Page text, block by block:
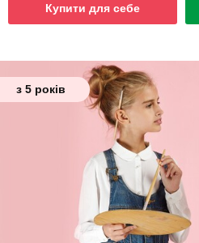
Купити для себе
з 5 років